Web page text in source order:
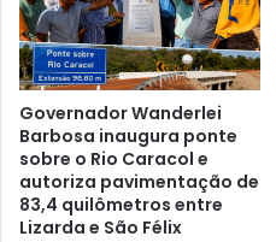
Governador Wanderlei
Barbosa inaugura ponte
sobre o Rio Caracol e
autoriza pavimentação de
83,4 quilômetros entre
Lizarda e São Félix